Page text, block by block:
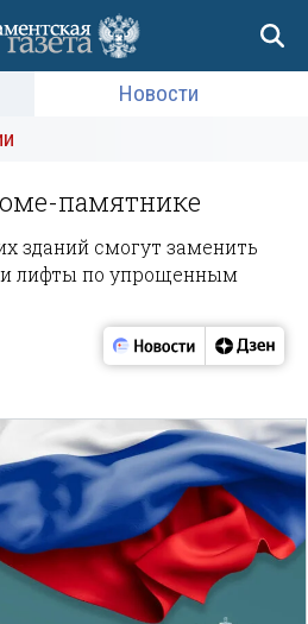
Новости
памятнике
зданий смогут заменить
и лифты по упрощенным